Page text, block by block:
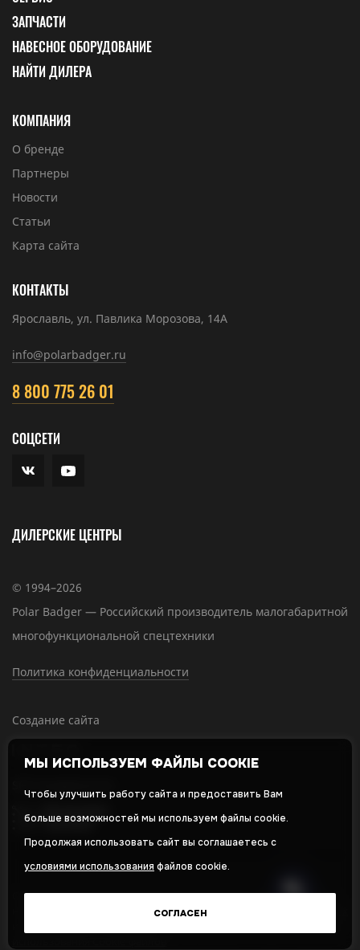
ЗАПЧАСТИ
НАВЕСНОЕ ОБОРУДОВАНИЕ
НАЙТИ ДИЛЕРА
КОМПАНИЯ
О бренде
Партнеры
Новости
Статьи
Карта сайта
КОНТАКТЫ
Ярославль, ул. Павлика Морозова, 14А
info@polarbadger.ru
8 800 775 26 01
СОЦСЕТИ
ДИЛЕРСКИЕ ЦЕНТРЫ
© 1994–2026
Polar Badger — Российский производитель малогабаритной
многофункциональной спецтехники
Политика конфиденциальности
Создание сайта
Оставляя свои личные данные, вы принимаете и соглашаетесь с
политикой в отношении обработки персональных данных
МЫ ИСПОЛЬЗУЕМ ФАЙЛЫ COOKIE
Чтобы улучшить работу сайта и предоставить Вам
больше возможностей мы используем файлы cookie.
Продолжая использовать сайт вы соглашаетесь с
условиями использования файлов cookie.
СОГЛАСЕН